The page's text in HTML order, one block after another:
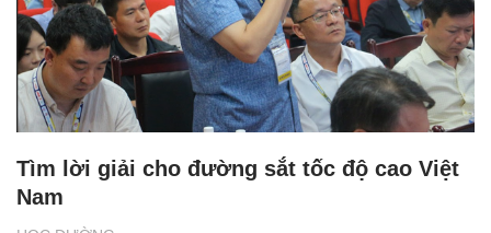
Tìm lời giải cho đường sắt tốc độ cao Việt
Nam